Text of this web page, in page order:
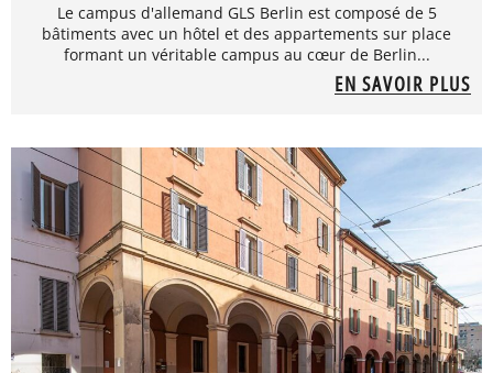
Le campus d'allemand GLS Berlin est composé de 5
bâtiments avec un hôtel et des appartements sur place
formant un véritable campus au cœur de Berlin...
EN SAVOIR PLUS